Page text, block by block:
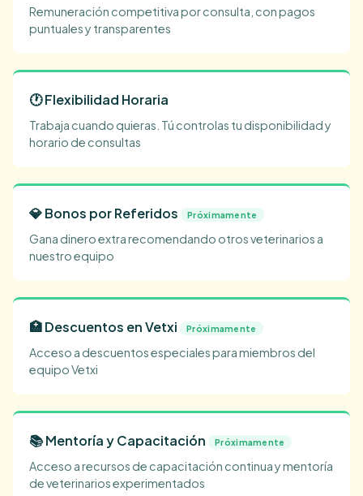
Remuneración competitiva por consulta, con pagos
puntuales y transparentes
🕐 Flexibilidad Horaria
Trabaja cuando quieras. Tú controlas tu disponibilidad y
horario de consultas
💎 Bonos por Referidos Próximamente
Gana dinero extra recomendando otros veterinarios a
nuestro equipo
🏥 Descuentos en Vetxi Próximamente
Acceso a descuentos especiales para miembros del
equipo Vetxi
📚 Mentoría y Capacitación Próximamente
Acceso a recursos de capacitación continua y mentoría
de veterinarios experimentados